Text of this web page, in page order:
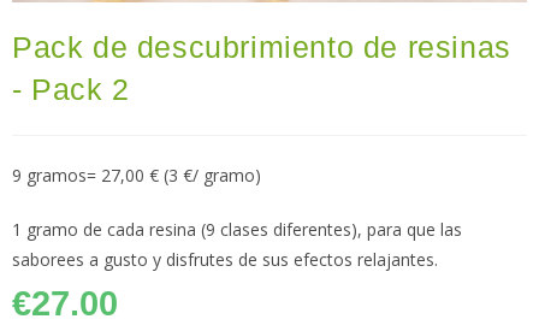
Pack de descubrimiento de resinas ​
- Pack 2
9 gramos= 27,00 € (3 €/ gramo)
1 gramo de cada resina (9 clases diferentes), para que las
saborees a gusto y disfrutes de sus efectos relajantes.
€27.00